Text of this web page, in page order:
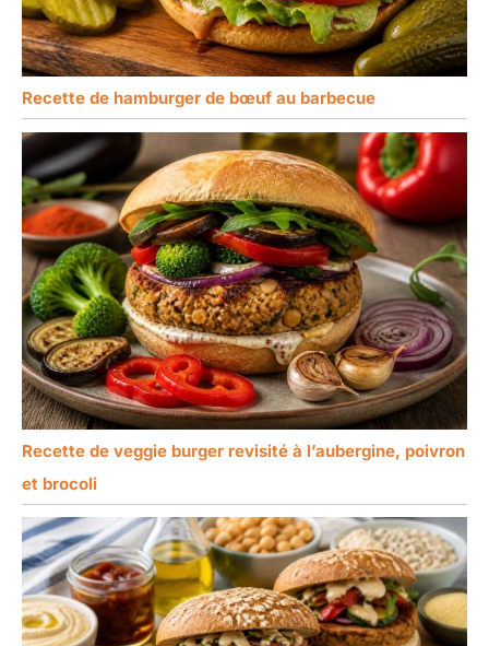
Recette de hamburger de bœuf au barbecue
Recette de veggie burger revisité à l’aubergine, poivron
et brocoli